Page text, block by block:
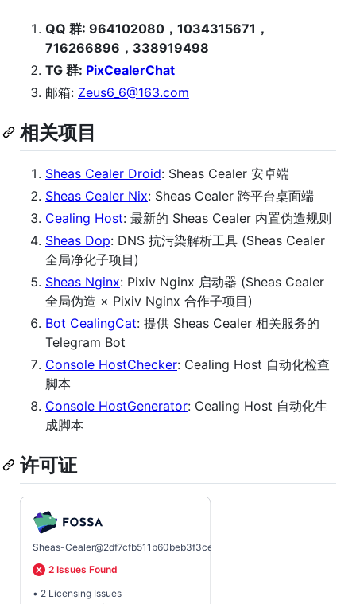
QQ 群: 964102080，1034315671，
716266896，338919498
TG 群: PixCealerChat
邮箱: Zeus6_6@163.com
相关项目
Sheas Cealer Droid: Sheas Cealer 安卓端
Sheas Cealer Nix: Sheas Cealer 跨平台桌面端
Cealing Host: 最新的 Sheas Cealer 内置伪造规则
Sheas Dop: DNS 抗污染解析工具 (Sheas Cealer
全局净化子项目)
Sheas Nginx: Pixiv Nginx 启动器 (Sheas Cealer
全局伪造 × Pixiv Nginx 合作子项目)
Bot CealingCat: 提供 Sheas Cealer 相关服务的
Telegram Bot
Console HostChecker: Cealing Host 自动化检查
脚本
Console HostGenerator: Cealing Host 自动化生
成脚本
许可证